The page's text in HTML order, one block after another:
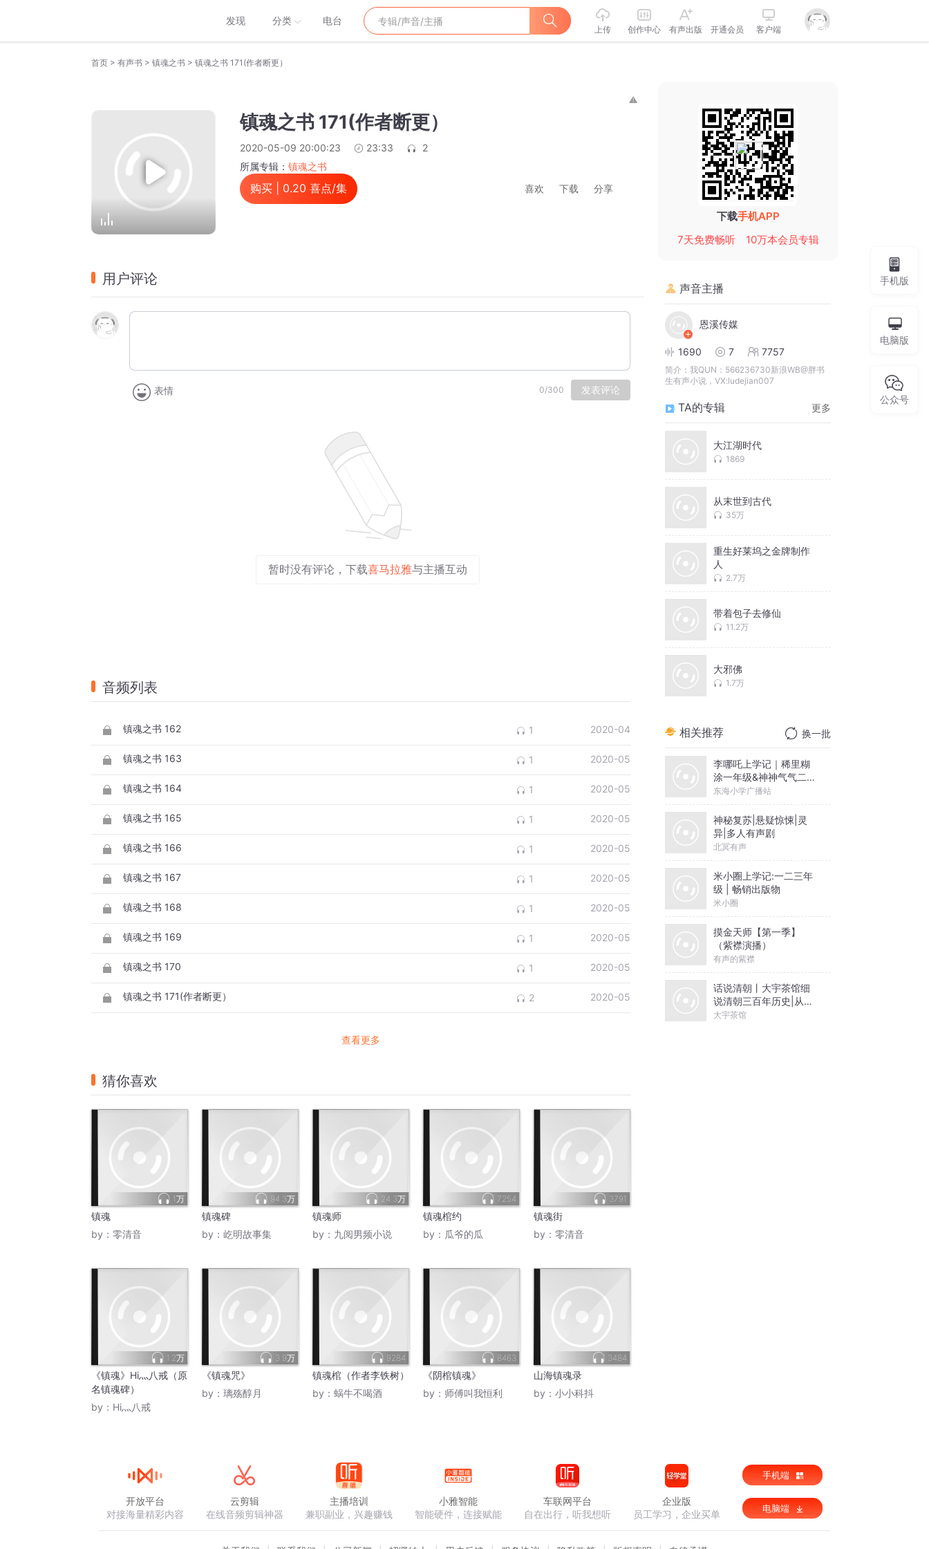
发现 分类 电台
上传 创作中心 有声出版 开通会员 客户端
首页 > 有声书 > 镇魂之书 > 镇魂之书 171(作者断更）
镇魂之书 171(作者断更）
2020-05-09 20:00:23 23:33
2
所属专辑： 镇魂之书
购买 | 0.20 喜点/集 喜欢 下载 分享
用户评论
表情 0/300 发表评论
暂时没有评论，下载喜马拉雅与主播互动
音频列表
镇魂之书 162 1 2020-04
镇魂之书 163 1 2020-05
镇魂之书 164 1 2020-05
镇魂之书 165 1 2020-05
镇魂之书 166 1 2020-05
镇魂之书 167 1 2020-05
镇魂之书 168 1 2020-05
镇魂之书 169 1 2020-05
镇魂之书 170 1 2020-05
镇魂之书 171(作者断更） 2 2020-05
查看更多
猜你喜欢
1万
镇魂
by： 零清音
94.3万
镇魂碑
by： 屹明故事集
24.3万
镇魂师
by： 九阅男频小说
7254
镇魂棺约
by： 瓜爷的瓜
3791
镇魂街
by： 零清音
1.2万
《镇魂》Hi灬八戒（原
名镇魂碑）
by： Hi灬八戒
3.9万
《镇魂咒》
by： 璃殇醇月
9284
镇魂棺（作者李铁树）
by： 蜗牛不喝酒
8463
《阴棺镇魂》
by： 师傅叫我恒利
3484
山海镇魂录
by： 小小科抖
下载手机APP
7天免费畅听
10万本会员专辑
声音主播
恩溪传媒
1690 7 7757
简介： 我QUN：566236730新浪WB@胖书
生有声小说，VX:ludejian007
TA的专辑 更多
大江湖时代
1869
从末世到古代
35万
重生好莱坞之金牌制作
人
2.7万
带着包子去修仙
11.2万
大邪佛
1.7万
相关推荐 换一批
李哪吒上学记｜稀里糊
涂一年级&神神气气二年
级
东海小学广播站
神秘复苏|悬疑惊悚|灵
异|多人有声剧
北冥有声
米小圈上学记:一二三年
级 | 畅销出版物
米小圈
摸金天师【第一季】
（紫襟演播）
有声的紫襟
话说清朝丨大宇茶馆细
说清朝三百年历史|从努
尔哈赤到末代皇帝溥仪|
大宇茶馆
手机版
电脑版
公众号
开放平台
对接海量精彩内容
云剪辑
在线音频剪辑神器
主播培训
兼职副业，兴趣赚钱
小雅智能
智能硬件，连接赋能
车联网平台
自在出行，听我想听
企业版
员工学习，企业买单
手机端
电脑端